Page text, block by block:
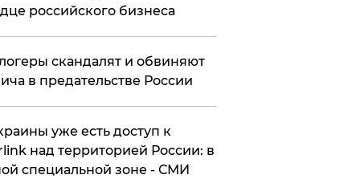
российского бизнеса
скандалят и обвиняют
в предательстве России
уже есть доступ к
над территорией России: в
специальной зоне - СМИ